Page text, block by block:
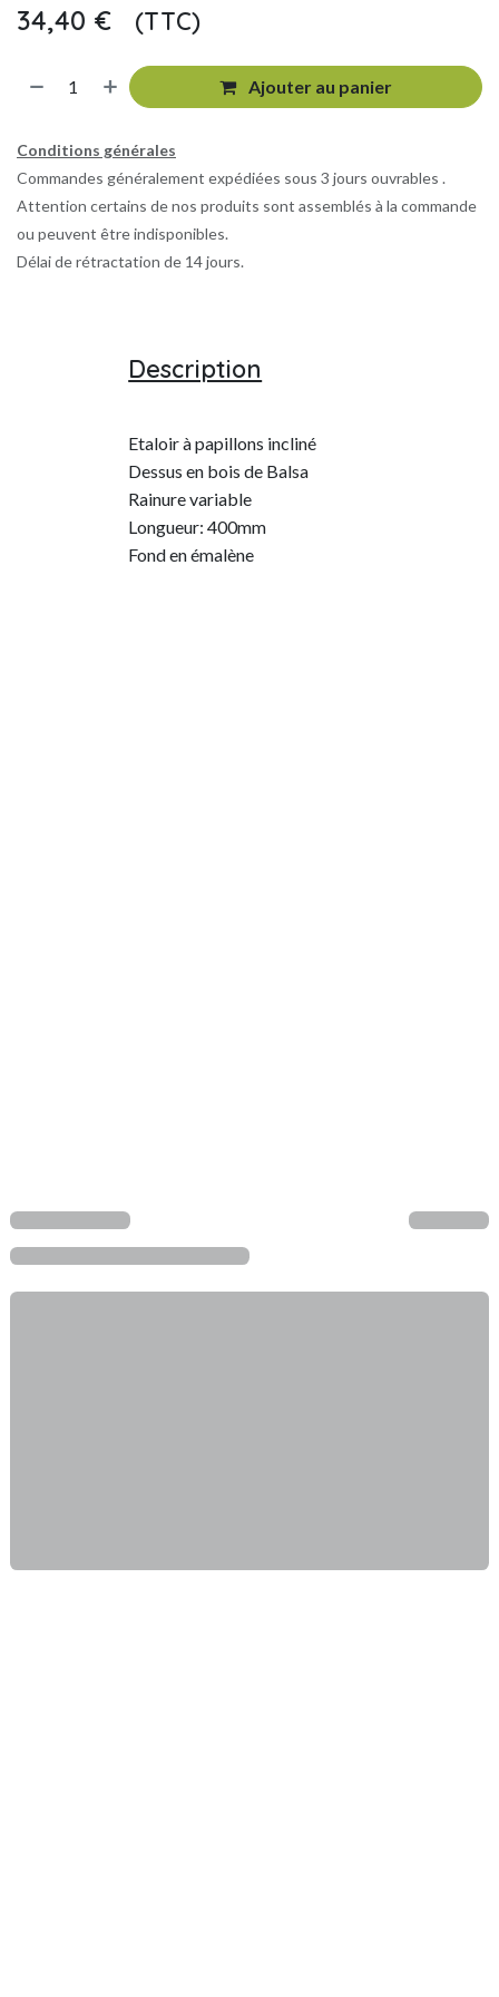
34,40 € (TTC)
Ajouter au panier
Conditions générales
Commandes généralement expédiées sous 3 jours ouvrables .
Attention certains de nos produits sont assemblés à la commande
ou peuvent être indisponibles.
Délai de rétractation de 14 jours.
Description
Etaloir à papillons incliné
Dessus en bois de Balsa
Rainure variable
Longueur: 400mm
Fond en émalène